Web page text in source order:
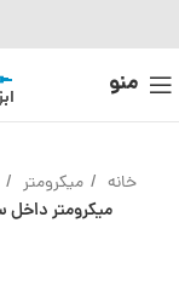
منو
خانه میکرومتر